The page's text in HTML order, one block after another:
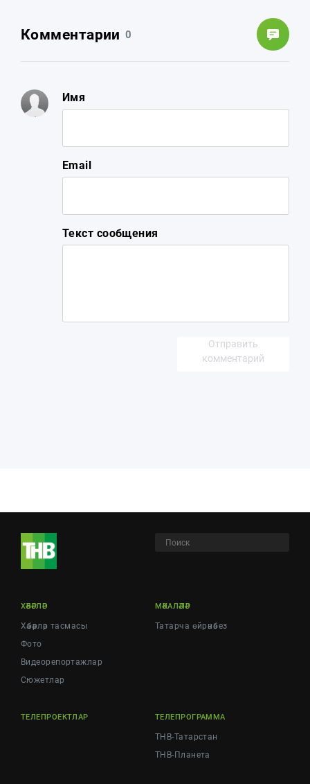
Комментарии 0
Имя
Email
Текст сообщения
Отправить
комментарий
ХӘБӘРЛӘР
Хәбәрләр тасмасы
Фото
Видеорепортажлар
Cюжетлар
МӘКАЛӘЛӘР
Татарча өйрәнәбез
ТЕЛЕПРОЕКТЛАР ТЕЛЕПРОГРАММА
ТНВ-Татарстан
ТНВ-Планета